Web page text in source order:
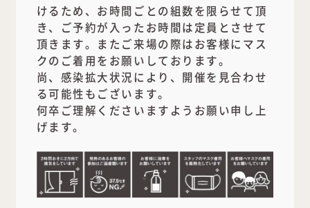
けるため、お時間ごとの組数を限らせて頂
き、ご予約が入ったお時間は定員とさせて
頂きます。またご来場の際はお客様にマス
クのご着用をお願いしております。
尚、感染拡大状況により、開催を見合わせ
る可能性もございます。
何卒ご理解くださいますようお願い申し上
げます。